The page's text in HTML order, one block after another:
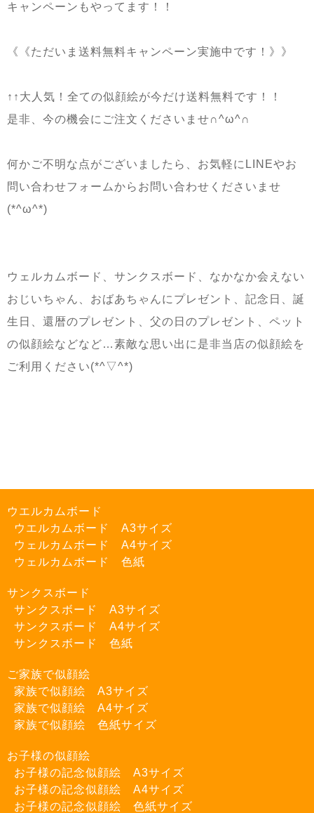
キャンペーンもやってます！！
《《ただいま送料無料キャンペーン実施中です！》》
↑↑大人気！全ての似顔絵が今だけ送料無料です！！
是非、今の機会にご注文くださいませ∩^ω^∩
何かご不明な点がございましたら、お気軽にLINEやお
問い合わせフォームからお問い合わせくださいませ
(*^ω^*)
ウェルカムボード、サンクスボード、なかなか会えない
おじいちゃん、おばあちゃんにプレゼント、記念日、誕
生日、還暦のプレゼント、父の日のプレゼント、ペット
の似顔絵などなど…素敵な思い出に是非当店の似顔絵を
ご利用ください(*^▽^*)
ウエルカムボード
ウエルカムボード A3サイズ
ウェルカムボード A4サイズ
ウェルカムボード 色紙
サンクスボード
サンクスボード A3サイズ
サンクスボード A4サイズ
サンクスボード 色紙
ご家族で似顔絵
家族で似顔絵 A3サイズ
家族で似顔絵 A4サイズ
家族で似顔絵 色紙サイズ
お子様の似顔絵
お子様の記念似顔絵 A3サイズ
お子様の記念似顔絵 A4サイズ
お子様の記念似顔絵 色紙サイズ